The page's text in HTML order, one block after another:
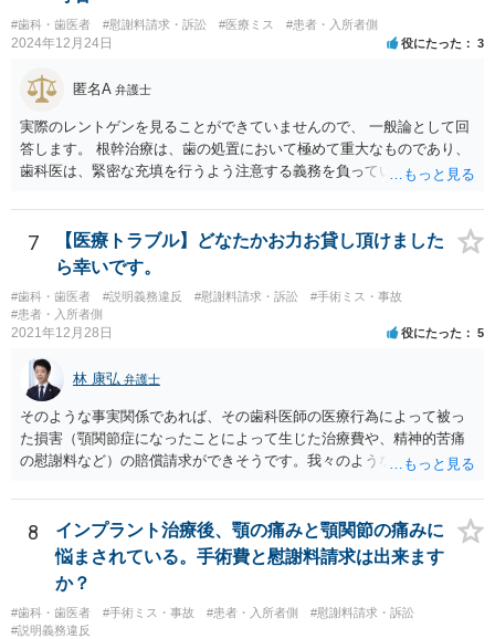
し、又は同項若しくは同条第二項の規定による休業をしたことその他
の妊娠又は出産に関する事由であつて厚生労働省令で定めるものを理
はならない。 ４ 妊娠中の女性労働者及び出産後一年を経過しない女
該解雇が前項に規定する事由を理由とする解雇でないことを証明した
ときは、この限りでない。
４０万円もかかるというのは 治療費という重要な事項について、不利
益なる事実の不告知があった認められると考えられます。 そのため、
４０万円もかかるとは夢にも思わなかったという事情があれば、不利
益事実の不告知を理由とした取消権を主張することが出来る可能性が
あります（消費者契約法４条２項）。 ②また、保険外治療の必要性に
ついて虚偽の説明があったのであれば、不実告知取消ということも考
えられます（消費者契約法４条１項１号）。 ③そのほか、歯科治療
中、抗らうことが困難な状態で保険外治療の勧誘をされたということ
であれば、最近（令和５年６月１日）施行されたばかりですが、 退去
困難場所（たとえば、待合から診察台へ）に同行された上で困惑して
契約したという類型の取消権（改正消費者契約法４条３項３号）も使
える可能性があります。 一旦、書面で消費者契約法に基づく取消権を
行使するので払えないという 通知をして様子をみるのも手かと思いま
す。 その他、消費生活センターに相談して、間に入ってもらうことも
手かもしれません。
#歯科・歯医者 #慰謝料請求・訴訟 #医療ミス #患者・入所者側
2024年12月24日 役にたった 3
匿名A 弁護士
実際のレントゲンを見ることができていませんので、 一般論として回
答します。 根幹治療は、歯の処置において極めて重大なものであり、
歯科医は、緊密な充填を行うよう注意する義務を負っていると考えら
号事件） 当該義務に違反した場合、診療契約の不履行又は不法行為に
基づく損害賠償請求の可能性が生じます。 慰謝料に関しては、通院慰
謝料といった形での請求になろうかと思います。
7
【医療トラブル】どなたかお力お貸し頂けました
ら幸いです。
#歯科・歯医者 #説明義務違反 #慰謝料請求・訴訟
#手術ミス・事故
#患者・入所者側
2021年12月28日 役にたった 5
林 康弘 弁護士
そのような事実関係であれば、その歯科医師の医療行為によって被っ
た損害（顎関節症になったことによって生じた治療費や、精神的苦痛
の慰謝料など）の賠償請求ができそうです。我々のような弁護士に依
科）の先生の協力等を得ることも必要だと思います。
8
インプラント治療後、顎の痛みと顎関節の痛みに
悩まされている。手術費と慰謝料請求は出来ます
か？
#歯科・歯医者 #手術ミス・事故 #患者・入所者側
#慰謝料請求・訴訟
#説明義務違反